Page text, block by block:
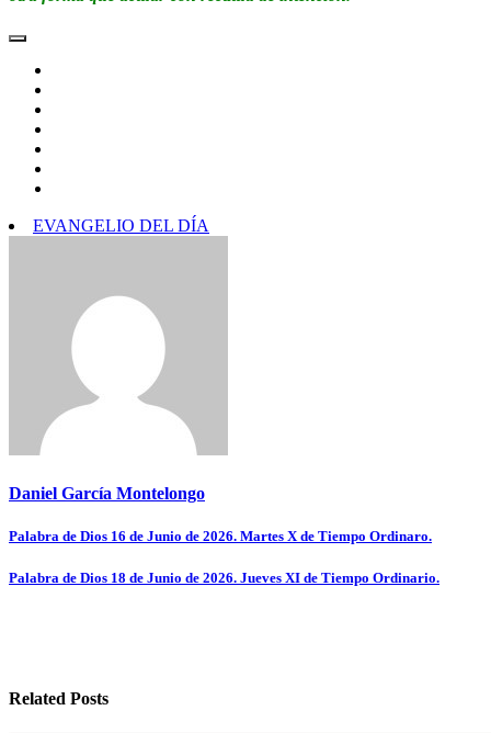
EVANGELIO DEL DÍA
Daniel García Montelongo
Navegación
de
Palabra de Dios 16 de Junio de 2026. Martes X de Tiempo Ordinaro.
Palabra de Dios 18 de Junio de 2026. Jueves XI de Tiempo Ordinario.
Related Posts